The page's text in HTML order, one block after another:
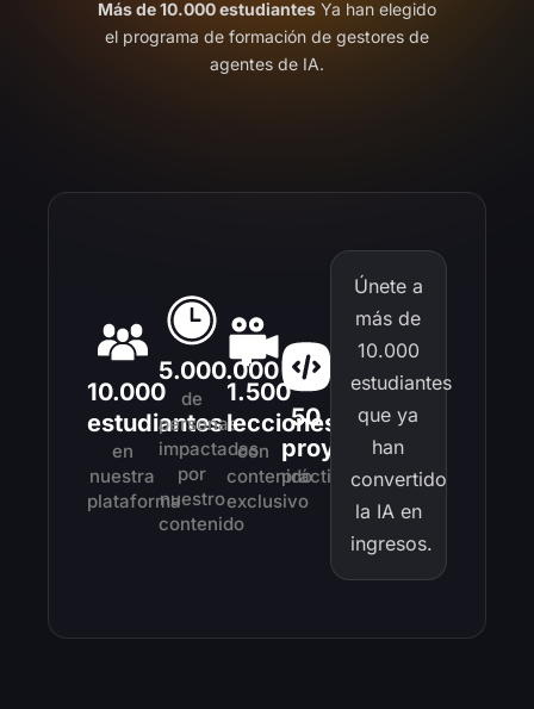
Más de 10.000 estudiantes Ya han elegido
el programa de formación de gestores de
agentes de IA.
10.000
estudiantes
en
nuestra
plataforma
5.000.000
de
personas
impactadas
por
nuestro
contenido
1.500
lecciones
con
contenido
exclusivo
50
proyectos
práctico
Únete a
más de
10.000
estudiantes
que ya
han
convertido
la IA en
ingresos.